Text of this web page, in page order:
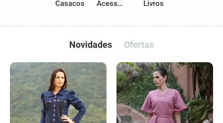
Casacos Acessórios Livros
Novidades Ofertas